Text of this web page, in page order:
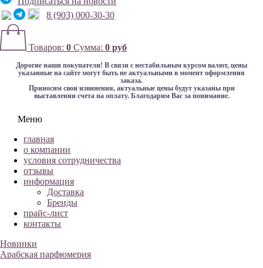
8 (903) 000-30-30
Товаров: 0 Сумма: 0 руб
Дорогие наши покупатели! В связи с нестабильным курсом валют, цены
указанные на сайте могут быть не актуальными в момент оформления
заказа.
Приносим свои извинения, актуальные цены будут указаны при
выставлении счета на оплату. Благодарим Вас за понимание.
Меню
главная
о компании
условия сотрудничества
отзывы
информация
Доставка
Бренды
прайс-лист
контакты
Новинки
Арабская парфюмерия